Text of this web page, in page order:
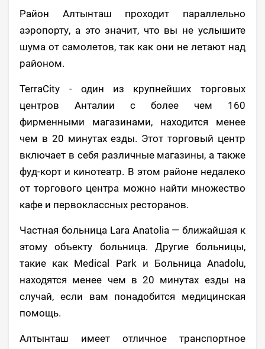
Район Алтынташ проходит параллельно
аэропорту, а это значит, что вы не услышите
шума от самолетов, так как они не летают над
районом.
TerraCity - один из крупнейших торговых
центров Анталии с более чем 160
фирменными магазинами, находится менее
чем в 20 минутах езды. Этот торговый центр
включает в себя различные магазины, а также
фуд-корт и кинотеатр. В этом районе недалеко
от торгового центра можно найти множество
кафе и первоклассных ресторанов.
Частная больница Lara Anatolia — ближайшая к
этому объекту больница. Другие больницы,
такие как Medical Park и Больница Anadolu,
находятся менее чем в 20 минутах езды на
случай, если вам понадобится медицинская
помощь.
Алтынташ имеет отличное транспортное